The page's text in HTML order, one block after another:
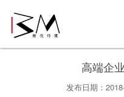
高端企
发布日期：